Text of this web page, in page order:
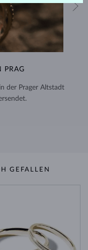
PRAG
der Prager Altstadt
GEFALLEN